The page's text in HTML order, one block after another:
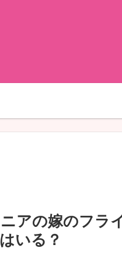
アの嫁のフラ
いる？